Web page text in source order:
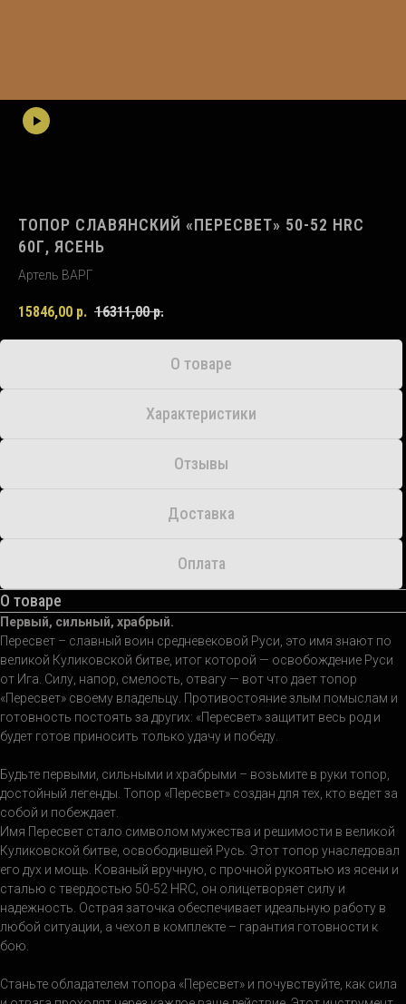
ТОПОР СЛАВЯНСКИЙ «ПЕРЕСВЕТ» 50-52 HRC
60Г, ЯСЕНЬ
Артель ВАРГ
15846,00 р. 16311,00 р.
О товаре
Характеристики
Отзывы
Доставка
Оплата
О товаре
Первый, сильный, храбрый.
Пересвет – славный воин средневековой Руси, это имя знают по
великой Куликовской битве, итог которой — освобождение Руси
от Ига. Силу, напор, смелость, отвагу — вот что дает топор
«Пересвет» своему владельцу. Противостояние злым помыслам и
готовность постоять за других: «Пересвет» защитит весь род и
будет готов приносить только удачу и победу.
Будьте первыми, сильными и храбрыми – возьмите в руки топор,
достойный легенды. Топор «Пересвет» создан для тех, кто ведет за
собой и побеждает.
Имя Пересвет стало символом мужества и решимости в великой
Куликовской битве, освободившей Русь. Этот топор унаследовал
его дух и мощь. Кованый вручную, с прочной рукоятью из ясени и
сталью с твердостью 50-52 HRC, он олицетворяет силу и
надежность. Острая заточка обеспечивает идеальную работу в
любой ситуации, а чехол в комплекте – гарантия готовности к
бою.
Станьте обладателем топора «Пересвет» и почувствуйте, как сила